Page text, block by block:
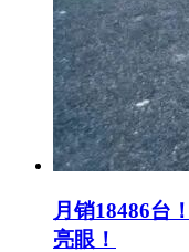
月销18486台
亮眼！